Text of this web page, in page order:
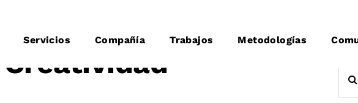
Servicios Compañía Trabajos Metodologías